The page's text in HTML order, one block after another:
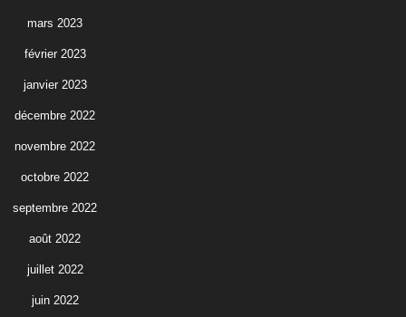
mars 2023
février 2023
janvier 2023
décembre 2022
novembre 2022
octobre 2022
septembre 2022
août 2022
juillet 2022
juin 2022